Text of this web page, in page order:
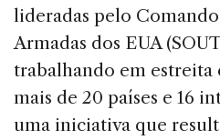
lideradas pelo Comando
Armadas dos EUA
trabalhando em estreita
mais de 20 países e 16
uma iniciativa que